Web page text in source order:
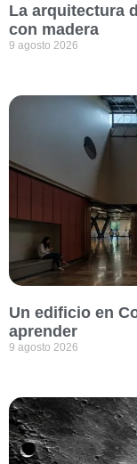
La arquitectura
con madera
9 agosto 2026
Un edificio en
aprender
9 agosto 2026